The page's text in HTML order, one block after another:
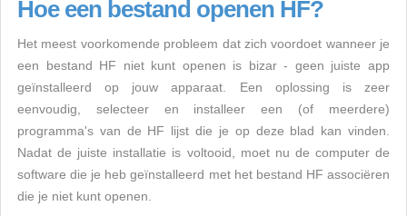
Hoe een bestand openen HF?
Het meest voorkomende probleem dat zich voordoet wanneer je
een bestand HF niet kunt openen is bizar - geen juiste app
geïnstalleerd op jouw apparaat. Een oplossing is zeer
eenvoudig, selecteer en installeer een (of meerdere)
programma's van de HF lijst die je op deze blad kan vinden.
Nadat de juiste installatie is voltooid, moet nu de computer de
software die je heb geïnstalleerd met het bestand HF associëren
die je niet kunt openen.